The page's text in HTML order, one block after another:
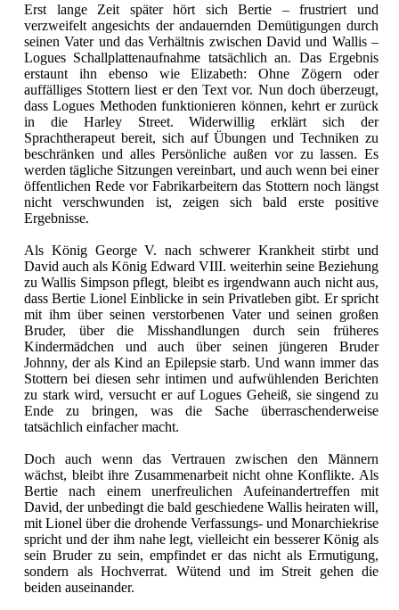
Erst lange Zeit später hört sich Bertie – frustriert und
verzweifelt angesichts der andauernden Demütigungen durch
seinen Vater und das Verhältnis zwischen David und Wallis –
Logues Schallplattenaufnahme tatsächlich an. Das Ergebnis
erstaunt ihn ebenso wie Elizabeth: Ohne Zögern oder
auffälliges Stottern liest er den Text vor. Nun doch überzeugt,
dass Logues Methoden funktionieren können, kehrt er zurück
in die Harley Street. Widerwillig erklärt sich der
Sprachtherapeut bereit, sich auf Übungen und Techniken zu
beschränken und alles Persönliche außen vor zu lassen. Es
werden tägliche Sitzungen vereinbart, und auch wenn bei einer
öffentlichen Rede vor Fabrikarbeitern das Stottern noch längst
nicht verschwunden ist, zeigen sich bald erste positive
Ergebnisse.
Als König George V. nach schwerer Krankheit stirbt und
David auch als König Edward VIII. weiterhin seine Beziehung
zu Wallis Simpson pflegt, bleibt es irgendwann auch nicht aus,
dass Bertie Lionel Einblicke in sein Privatleben gibt. Er spricht
mit ihm über seinen verstorbenen Vater und seinen großen
Bruder, über die Misshandlungen durch sein früheres
Kindermädchen und auch über seinen jüngeren Bruder
Johnny, der als Kind an Epilepsie starb. Und wann immer das
Stottern bei diesen sehr intimen und aufwühlenden Berichten
zu stark wird, versucht er auf Logues Geheiß, sie singend zu
Ende zu bringen, was die Sache überraschenderweise
tatsächlich einfacher macht.
Doch auch wenn das Vertrauen zwischen den Männern
wächst, bleibt ihre Zusammenarbeit nicht ohne Konflikte. Als
Bertie nach einem unerfreulichen Aufeinandertreffen mit
David, der unbedingt die bald geschiedene Wallis heiraten will,
mit Lionel über die drohende Verfassungs- und Monarchiekrise
spricht und der ihm nahe legt, vielleicht ein besserer König als
sein Bruder zu sein, empfindet er das nicht als Ermutigung,
sondern als Hochverrat. Wütend und im Streit gehen die
beiden auseinander.